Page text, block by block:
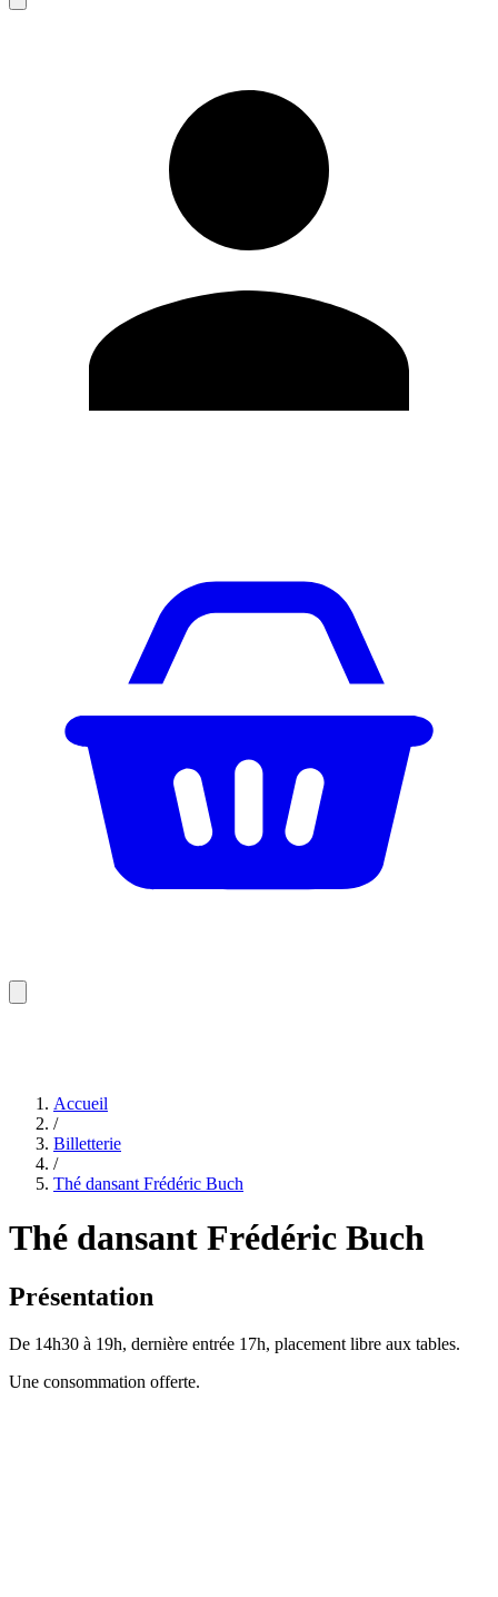
Accueil
/
Billetterie
/
Thé dansant Frédéric Buch
Thé dansant Frédéric Buch
Présentation
De 14h30 à 19h, dernière entrée 17h, placement libre aux tables.
Une consommation offerte.